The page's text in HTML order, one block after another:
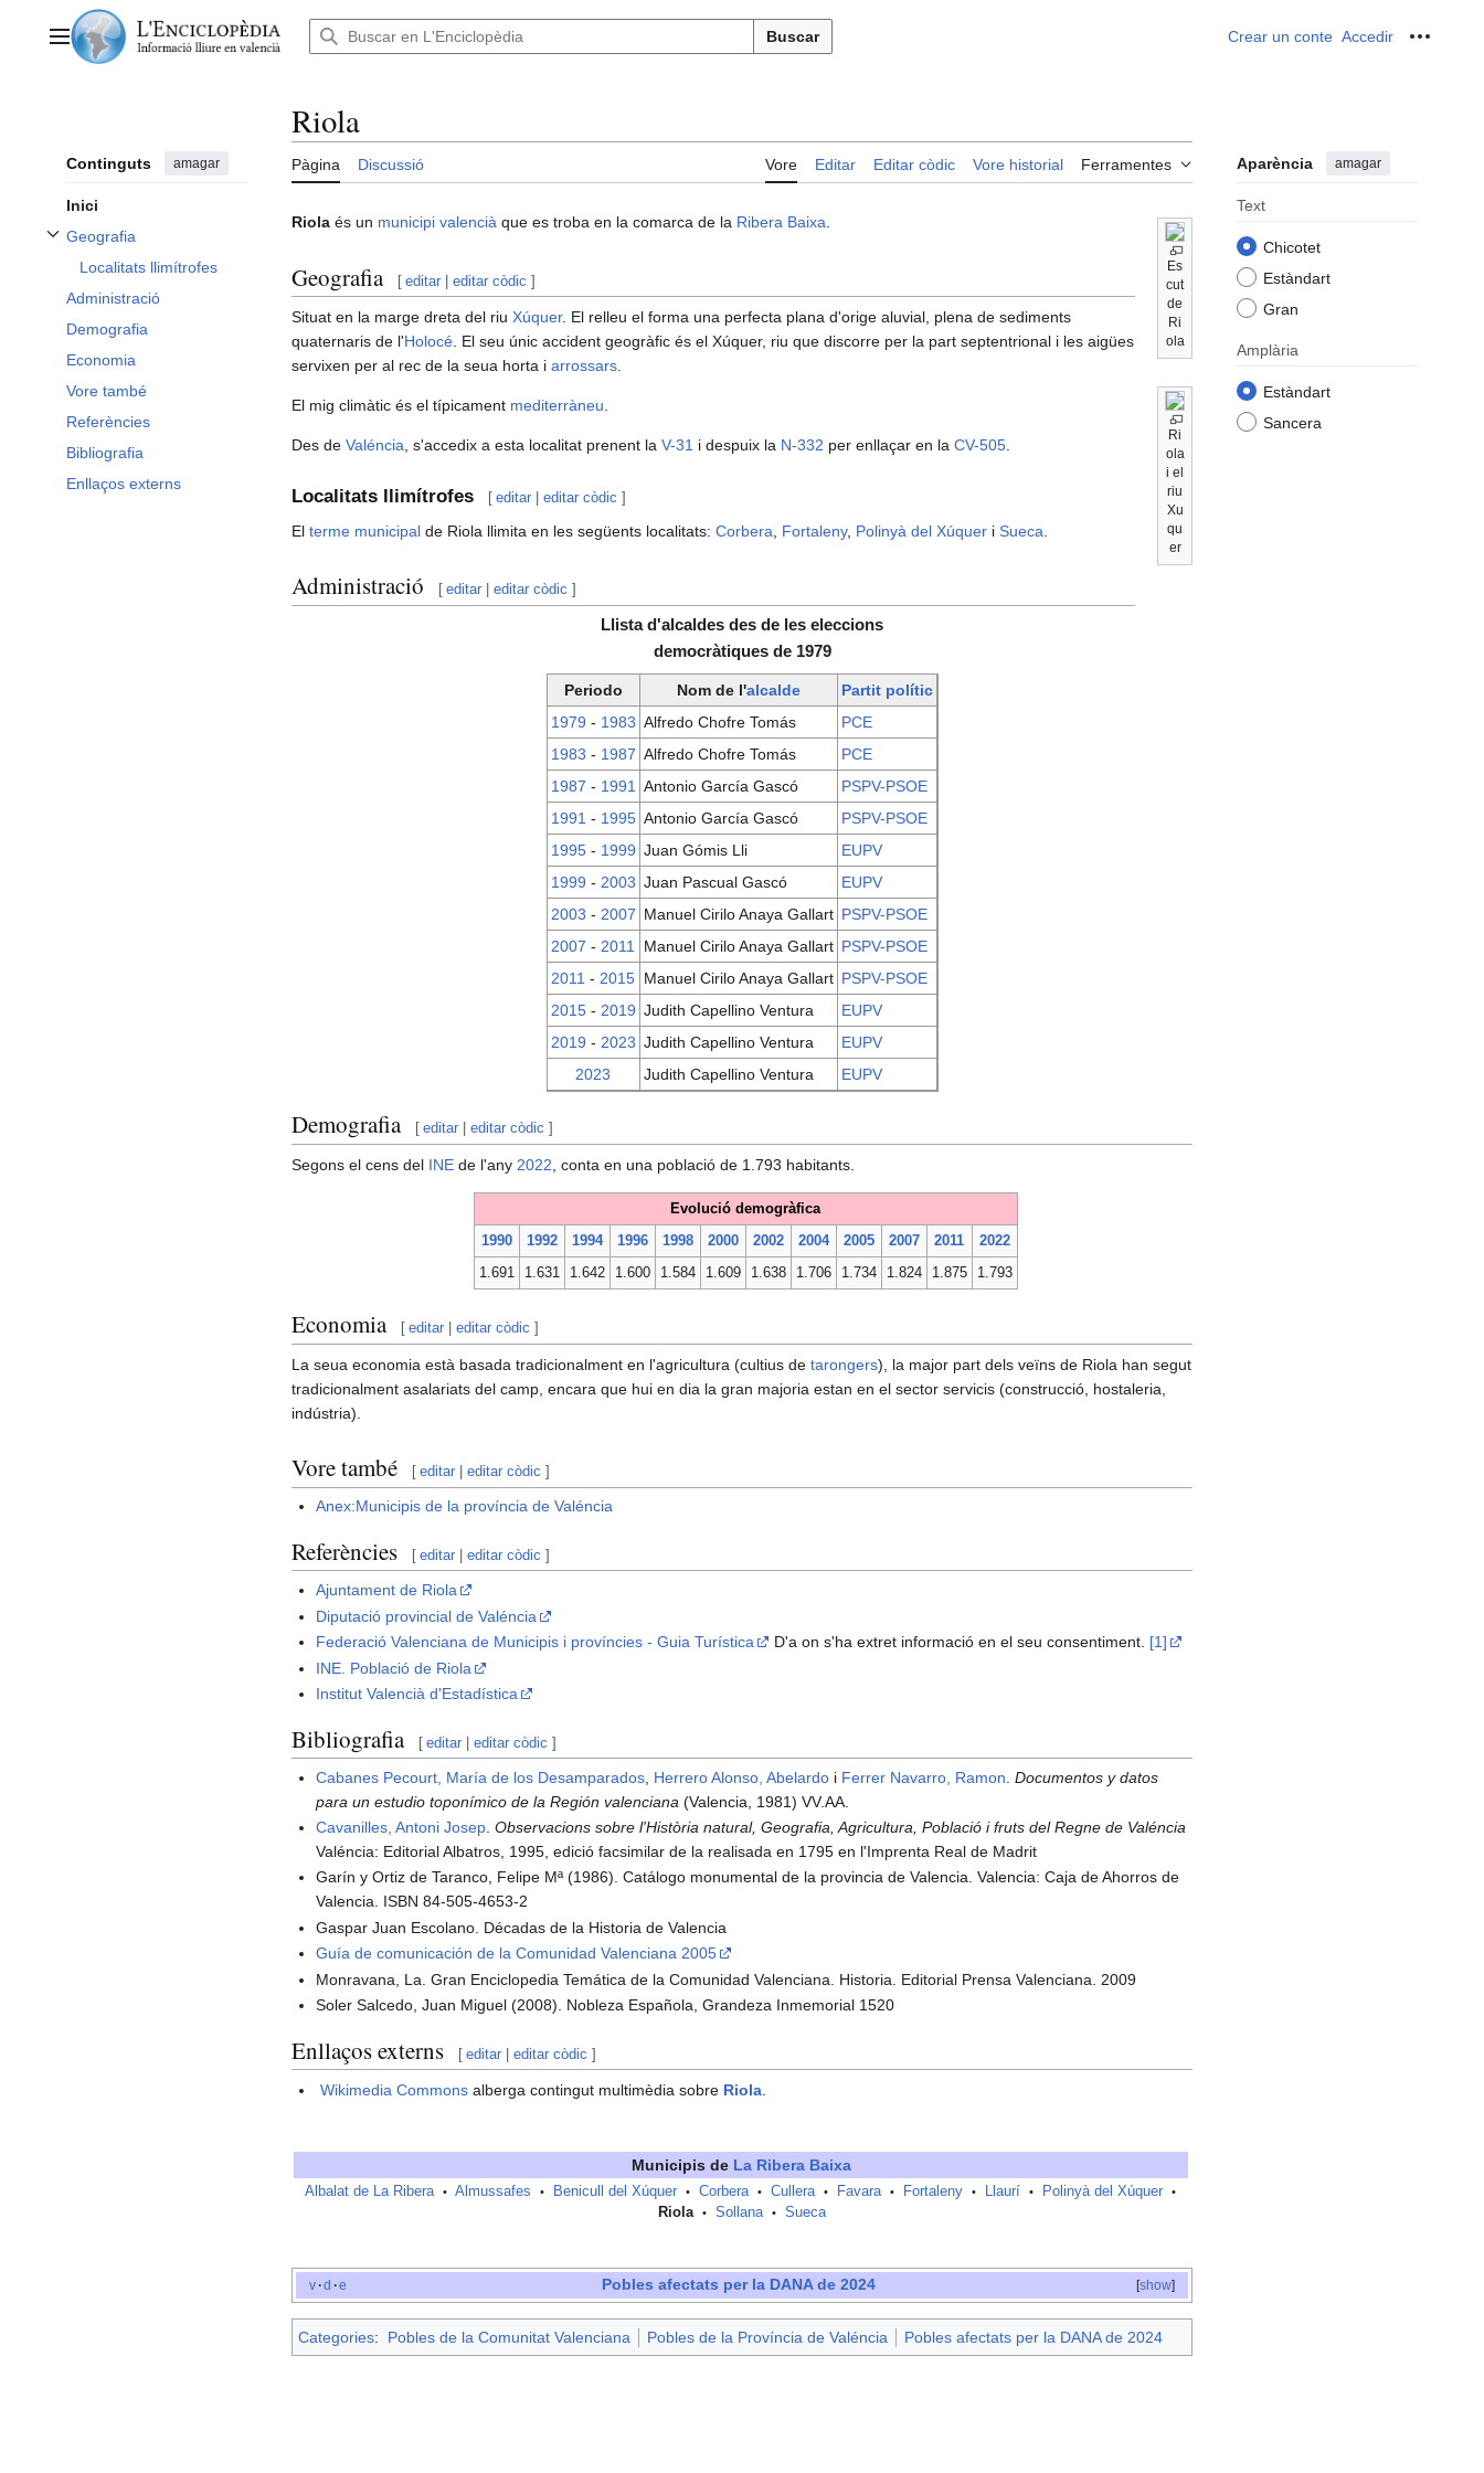
contingutMenú principal Buscar Crear un conte Accedir
Continguts amagar
Inici
Geografia
Alternar subsecció Geografia
Localitats llimítrofes
Administració
Demografia
Economia
Vore també
Referències
Bibliografia
Enllaços externs
Riola
Pàgina Discussió Vore Editar Editar còdic Vore historial Ferramentes Aparència amagar
Text
Chicotet
Estàndart
Gran
Amplària
Estàndart
Sancera
Es
cut
de
Ri
ola
Ri
ola
i el
riu
Xu
qu
er
Riola és un municipi valencià que es troba en la comarca de la Ribera Baixa
Geografia [ editar |editar còdic ]
Situat en la marge dreta del riu Xúquer. El relleu el forma una perfecta plana d'orige aluvial, plena de sediments
quaternaris de l'Holocé . El seu únic accident geogràfic és el Xúquer, riu que discorre per la part septentrional i les aigües
servixen per al rec de la seua horta i arrossars
El mig climàtic és el típicament mediterràneu
Des de Valéncia , s'accedix a esta localitat prenent la V-31 i despuix la N-332 per enllaçar en la CV-505
Localitats llimítrofes [ editar |editar còdic ]
El terme municipal de Riola llimita en les següents localitats: Corbera Fortaleny, Polinyà del Xúquer i Sueca
Administració [ editar |editar còdic ]
Llista d'alcaldes des de les eleccions
democràtiques de 1979
Periodo Nom de l'alcalde
Partit polític
1979 - 1983 Alfredo Chofre Tomás
PCE
1983 - 1987 Alfredo Chofre Tomás
PCE
1987 - 1991 Antonio García Gascó
PSPV-PSOE
1991 - 1995 Antonio García Gascó
PSPV-PSOE
1995- 1999 Juan Gómis Lli
EUPV
1999 - 2003 Juan Pascual Gascó
EUPV
2003 - 2007 Manuel Cirilo Anaya Gallart PSPV-PSOE
2007 - 2011 Manuel Cirilo Anaya Gallart PSPV-PSOE
2011 - 2015 Manuel Cirilo Anaya Gallart PSPV-PSOE
2015- 2019 Judith Capellino Ventura
EUPV
2019 - 2023 Judith Capellino Ventura
EUPV
2023
Judith Capellino Ventura EUPV
Demografia [ editar |editar còdic ]
Segons el cens del INE de l'any 2022 , conta en una població de 1.793 habitants.
Evolució demogràfica
1990
1992 1994 1996 1998 2000 2002 2004 2005 2007 2011
2022
1.691
1.631 1.642 1.600 1.584 1.609 1.638 1.706 1.734 1.824 1.875 1.793
Economia [ editar |editar còdic ]
La seua economia està basada tradicionalment en l'agricultura (cultius de tarongers), la major part dels veïns de Riola han segut
tradicionalment asalariats del camp, encara que hui en dia la gran majoria estan en el sector servicis (construcció, hostaleria,
indústria).
Vore també [ editar |editar còdic ]
Anex:Municipis de la província de Valéncia
Referències [ editar |editar còdic ]
Ajuntament de Riola
Diputació provincial de Valéncia
Federació Valenciana de Municipis i províncies - Guia Turística
D'a on s'ha extret informació en el seu consentiment. [1]
INE. Població de Riola
Institut Valencià d'Estadística
Bibliografia [ editar |editar còdic ]
Cabanes Pecourt, María de los Desamparados Herrero Alonso, Abelardo i Ferrer Navarro, Ramon .Documentos y datos
para un estudio toponímico de la Región valenciana (Valencia, 1981) VV.AA.
Cavanilles, Antoni Josep .Observacions sobre l'Història natural, Geografia, Agricultura, Població i fruts del Regne de Valéncia
Valéncia: Editorial Albatros, 1995, edició facsimilar de la realisada en 1795 en l'Imprenta Real de Madrit
Garín y Ortiz de Taranco, Felipe Mª (1986). Catálogo monumental de la provincia de Valencia. Valencia: Caja de Ahorros de
Valencia. ISBN 84-505-4653-2
Gaspar Juan Escolano. Décadas de la Historia de Valencia
Guía de comunicación de la Comunidad Valenciana 2005
Monravana, La. Gran Enciclopedia Temática de la Comunidad Valenciana. Historia. Editorial Prensa Valenciana. 2009
Soler Salcedo, Juan Miguel (2008). Nobleza Española, Grandeza Inmemorial 1520
Enllaços externs [ editar |editar còdic ]
Wikimedia Commons alberga contingut multimèdia sobre Riola.
Municipis de La Ribera Baixa
Albalat de La Ribera • Almussafes • Benicull del Xúquer • Corbera • Cullera • Favara • Fortaleny • Llaurí • Polinyà del Xúquer •
Riola • Sollana • Sueca
[show]
v·d ·e Pobles afectats per la DANA de 2024
Categories: Pobles de la Comunitat Valenciana Pobles de la Província de Valéncia Pobles afectats per la DANA de 2024